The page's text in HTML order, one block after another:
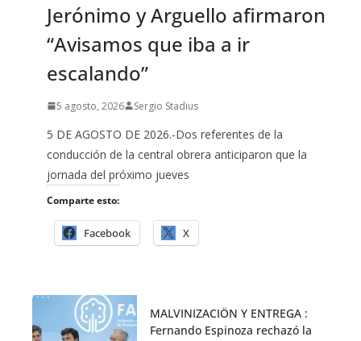
Jerónimo y Arguello afirmaron
“Avisamos que iba a ir
escalando”
5 agosto, 2026 Sergio Stadius
5 DE AGOSTO DE 2026.-Dos referentes de la
conducción de la central obrera anticiparon que la
jornada del próximo jueves
Comparte esto:
Facebook X
MALVINIZACIÖN Y ENTREGA :
Fernando Espinoza rechazó la